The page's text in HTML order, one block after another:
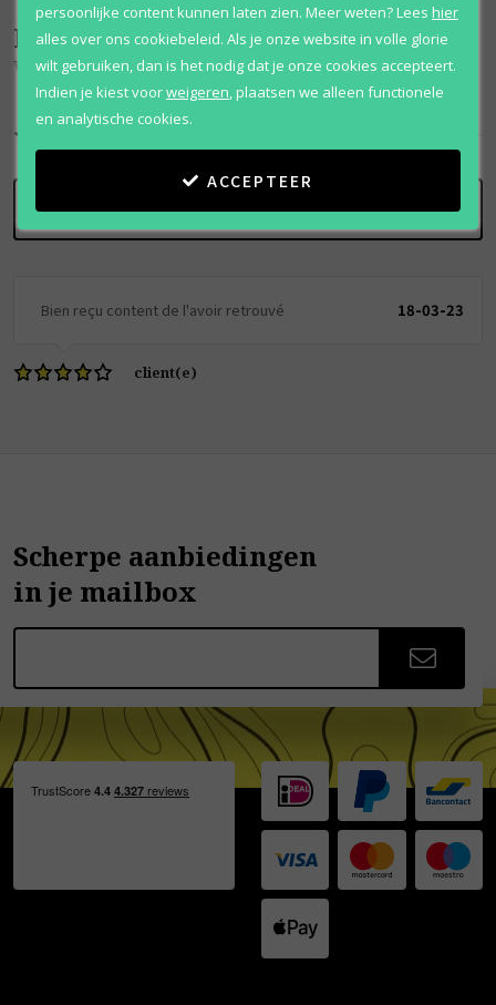
Beoordelingen (1)
Visit Men
SCHRIJF BEOORDELING
Bien reçu content de l'avoir retrouvé 18-03-23
client(e)
Scherpe aanbiedingen
in je mailbox
persoonlijke content kunnen laten zien. Meer weten?Lees hier
alles over ons cookiebeleid. Als je onze website in volle glorie
wilt gebruiken, dan is het nodig dat je onze cookies accepteert.
Indien je kiest voorweigeren plaatsen we alleen functionele
en analytische cookies.
ACCEPTEER